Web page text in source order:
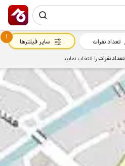
تعداد نفرات
1
سایر فیلترها
تعداد نفراترا انتخاب نمایید